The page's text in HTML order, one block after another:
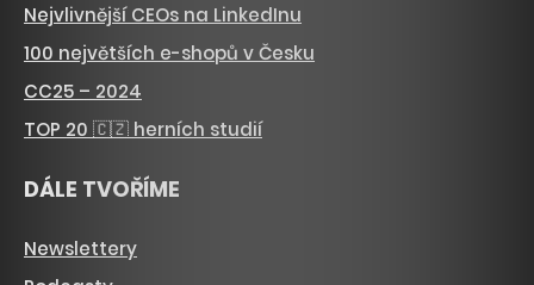
Nejvlivnější CEOs na LinkedInu
100 největších e-shopů v Česku
CC25 – 2024
TOP 20 🇨🇿 herních studií
DÁLE TVOŘÍME
Newslettery